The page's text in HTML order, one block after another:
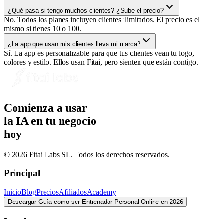
¿Qué pasa si tengo muchos clientes? ¿Sube el precio?
No. Todos los planes incluyen clientes ilimitados. El precio es el
mismo si tienes 10 o 100.
¿La app que usan mis clientes lleva mi marca?
Sí. La app es personalizable para que tus clientes vean tu logo,
colores y estilo. Ellos usan Fitai, pero sienten que están contigo.
Comienza a usar
la IA en tu negocio
hoy
© 2026 Fitai Labs SL. Todos los derechos reservados.
Principal
InicioBlogPreciosAfiliadosAcademy
Descargar Guía como ser Entrenador Personal Online en 2026